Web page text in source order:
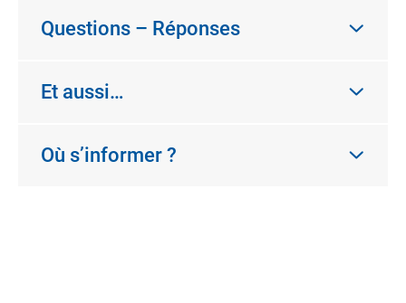
Questions – Réponses
Et aussi…
Où s’informer ?